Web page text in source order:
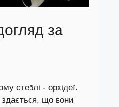
за
стеблі - орхідеї.
що вони